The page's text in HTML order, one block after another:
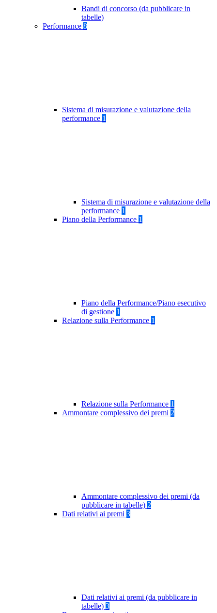
Bandi di concorso (da pubblicare in
tabelle)
Performance 8
Sistema di misurazione e valutazione della
performance 1
Sistema di misurazione e valutazione della
performance 1
Piano della Performance 1
Piano della Performance/Piano esecutivo
di gestione 1
Relazione sulla Performance 1
Relazione sulla Performance 1
Ammontare complessivo dei premi 2
Ammontare complessivo dei premi (da
pubblicare in tabelle) 2
Dati relativi ai premi 3
Dati relativi ai premi (da pubblicare in
tabelle) 3